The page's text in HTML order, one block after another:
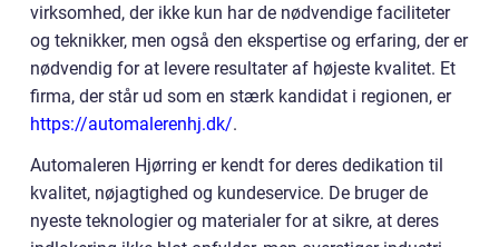
virksomhed, der ikke kun har de nødvendige faciliteter
og teknikker, men også den ekspertise og erfaring, der er
nødvendig for at levere resultater af højeste kvalitet. Et
firma, der står ud som en stærk kandidat i regionen, er
https://automalerenhj.dk/.
Automaleren Hjørring er kendt for deres dedikation til
kvalitet, nøjagtighed og kundeservice. De bruger de
nyeste teknologier og materialer for at sikre, at deres